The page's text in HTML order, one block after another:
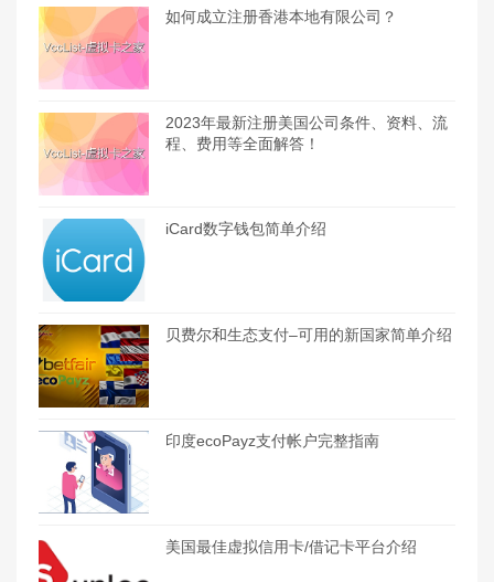
如何成立注册香港本地有限公司？
2023年最新注册美国公司条件、资料、流
程、费用等全面解答！
iCard数字钱包简单介绍
贝费尔和生态支付–可用的新国家简单介绍
印度ecoPayz支付帐户完整指南
美国最佳虚拟信用卡/借记卡平台介绍